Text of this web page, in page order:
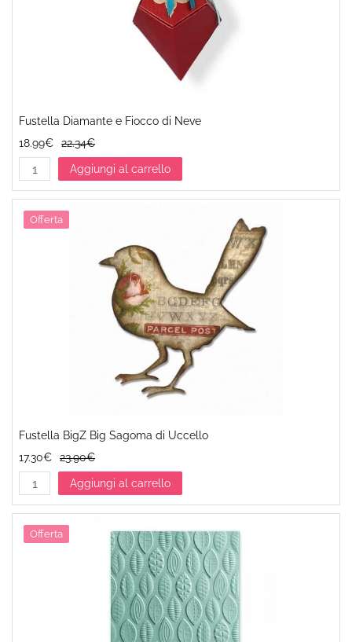
Fustella Diamante e Fiocco di Neve
18.99€
22.34€
Aggiungi al carrello
Offerta
Fustella BigZ Big Sagoma di Uccello
17.30€
23.90€
Aggiungi al carrello
Offerta